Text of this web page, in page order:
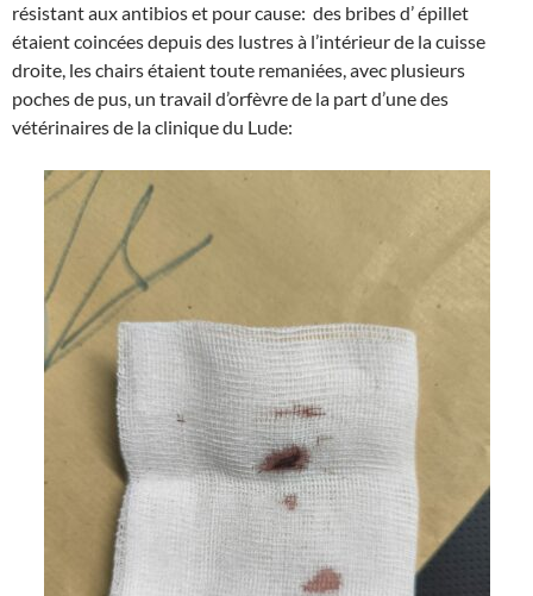
résistant aux antibios et pour cause: des bribes d’ épillet
étaient coincées depuis des lustres à l’intérieur de la cuisse
droite, les chairs étaient toute remaniées, avec plusieurs
poches de pus, un travail d’orfèvre de la part d’une des
vétérinaires de la clinique du Lude: